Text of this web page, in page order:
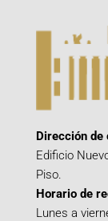
Dirección de
Edificio
Piso.
Horario de
Lunes a